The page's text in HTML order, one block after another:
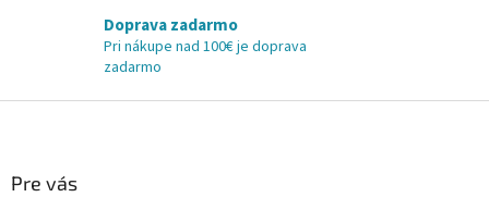
Doprava zadarmo
Pri nákupe nad 100€ je doprava
zadarmo
Pre vás